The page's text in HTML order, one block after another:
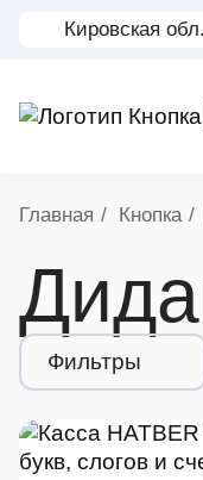
Кировская
Хлебные
Главная Кнопка
Фильтры